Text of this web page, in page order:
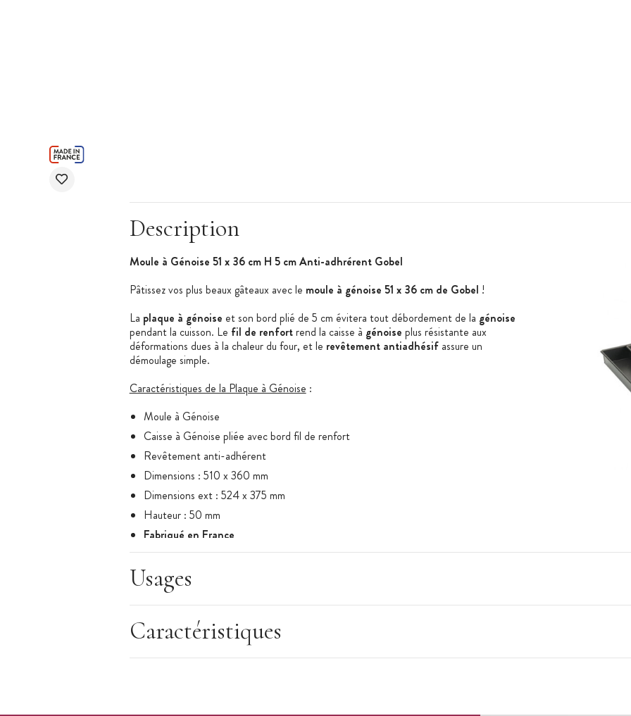
Description
Moule à Génoise 51 x 36 cm H 5 cm Anti-adhrérent Gobel
Pâtissez vos plus beaux gâteaux avec le moule à génoise 51 x 36 cm de Gobel !
La plaque à génoise et son bord plié de 5 cm évitera tout débordement de la génoise
pendant la cuisson. Le fil de renfortrend la caisse à génoise plus résistante aux
déformations dues à la chaleur du four, et le revêtement antiadhésifassure un
démoulage simple.
Caractéristiques de la Plaque à Génoise :
Moule à Génoise
Caisse à Génoise pliée avec bord fil de renfort
Revêtement anti-adhérent
Dimensions : 510 x 360 mm
Dimensions ext : 524 x 375 mm
Hauteur : 50 mm
Fabriqué en France
Caisse à génoise vendue à l'unité
Usages
Caractéristiques